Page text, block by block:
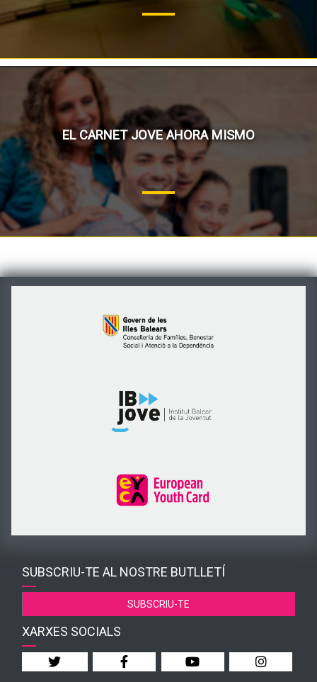
EL CARNET JOVE AHORA MISMO
SUBSCRIU-TE AL NOSTRE BUTLLETÍ
SUBSCRIU-TE
XARXES SOCIALS